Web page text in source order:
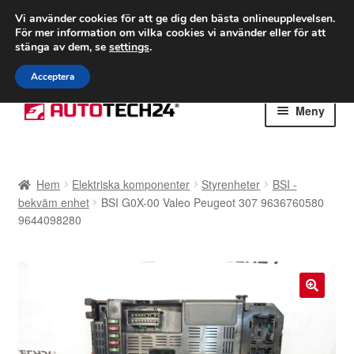
FRAKT från 75 kr
Världsomspännande frakt
Ring 766 924 713
Hoppa
till
Hoppa
till
Meny
Betalningar
Hem Elektriska komponenter Styrenheter
BSI -
bekväm enhet
BSI G0X-00 Valeo Peugeot 307 9636760580
9644098280
Vi använder cookies för att ge dig den bästa onlineupplevelsen.
För mer information om vilka cookies vi använder eller för att
stänga av dem, se settings.
Acceptera